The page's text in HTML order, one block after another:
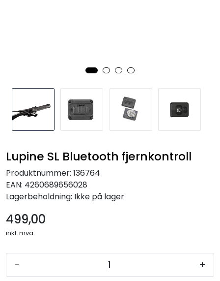
Lupine SL Bluetooth fjernkontroll
Produktnummer: 136764
EAN: 4260689656028
Lagerbeholdning: Ikke på lager
499,00
inkl. mva.
- +